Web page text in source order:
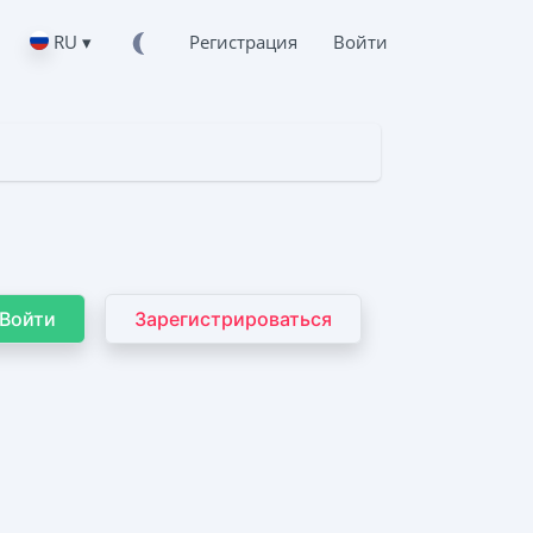
RU ▾ Регистрация Войти
Войти Зарегистрироваться